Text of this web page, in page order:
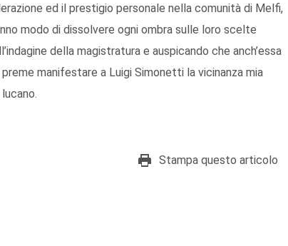
ed il prestigio personale nella comunità di Melfi,
modo di dissolvere ogni ombra sulle loro scelte
della magistratura e auspicando che anch’essa
manifestare a Luigi Simonetti la vicinanza mia
Stampa questo articolo